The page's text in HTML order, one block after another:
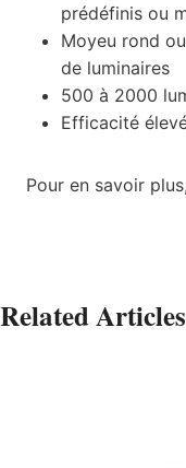
prédéfinis ou
Moyeu rond
de luminaires
500 à 2000
Efficacité
Pour en savoir
Related Articles